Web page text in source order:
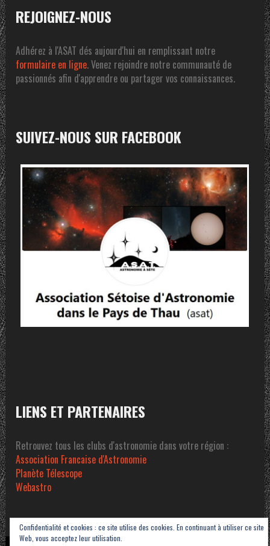
REJOIGNEZ-NOUS
Adhérez à l'ASAT dés aujourd'hui en remplissant notre
formulaire en ligne. Venez rejoindre notre communauté de
passionnés afin d'apprendre ou partager vos connaissances.
SUIVEZ-NOUS SUR FACEBOOK
LIENS ET PARTENAIRES
Retrouvez tous les clubs d'astronomie dans votre région :
Association Francaise d'Astronomie
Planète Télescope
Webastro
Confidentialité et cookies : ce site utilise des cookies. En continuant à utiliser ce site
Web, vous acceptez leur utilisation.